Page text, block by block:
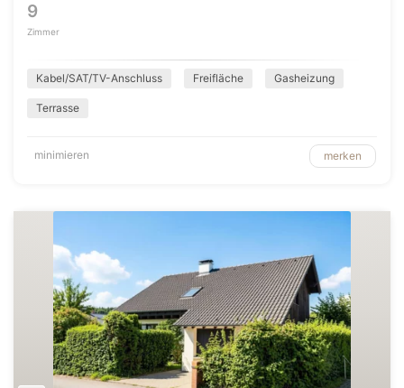
9
Zimmer
Kabel/SAT/TV-Anschluss Freifläche Gasheizung
Terrasse
minimieren merken